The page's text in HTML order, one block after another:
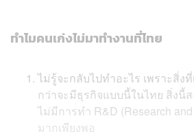
ทำไมคนเก่งไม่มาทำงานที่ไทย
ไม่รู้จะกลับไปทำอะไร เพราะสิ่ง
กว่าจะมีธุรกิจแบบนี้ในไทย สิ่งนี้
ไม่มีการทำ R&D (Research
มากเพียงพอ